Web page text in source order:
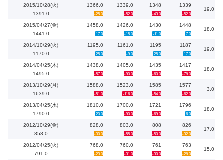
2015/10/28(火)
1391.0
1366.0
-25.0
1339.0
-52.0
1348
-43.0
1339
-52.0
19.0
2015/04/27(金)
1441.0
1458.0
17.0
1426.0
-15.0
1430
-11.0
1448
7.0
18.0
2014/10/29(火)
1170.0
1195.0
25.0
1161.0
-9.0
1195
25.0
1187
17.0
19.0
2014/04/25(木)
1495.0
1438.0
-57.0
1405.0
-90.0
1435
-60.0
1417
-78.0
18.0
2013/10/29(月)
1639.0
1588.0
-51.0
1523.0
-116.0
1585
-54.0
1577
-62.0
3.0
2013/04/25(水)
1790.0
1810.0
20.0
1700.0
-90.0
1721
-69.0
1796
6.0
18.0
2012/10/29(金)
858.0
828.0
-30.0
803.0
-55.0
808
-50.0
826
-32.0
17.0
2012/04/25(火)
791.0
768.0
-23.0
760.0
-31.0
761
-30.0
763
-28.0
15.0